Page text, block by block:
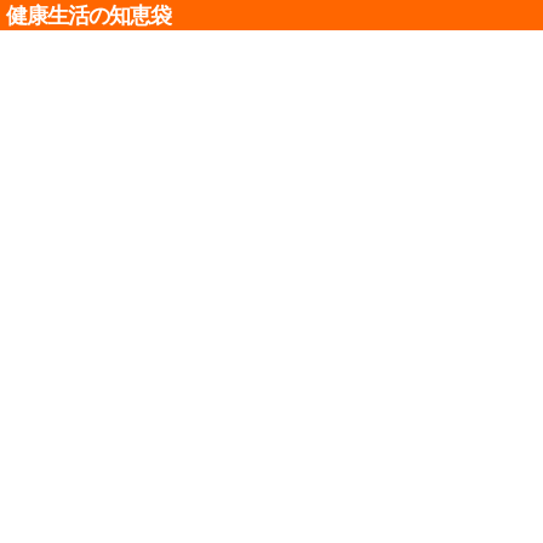
健康生活の知恵袋